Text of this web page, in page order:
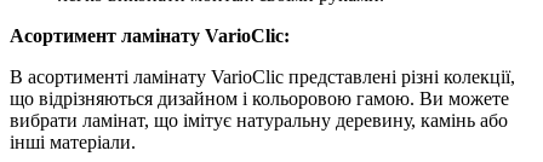
Асортимент ламінату VarioClic:
В асортименті ламінату VarioClic представлені різні колекції,
що відрізняються дизайном і кольоровою гамою. Ви можете
вибрати ламінат, що імітує натуральну деревину, камінь або
інші матеріали.